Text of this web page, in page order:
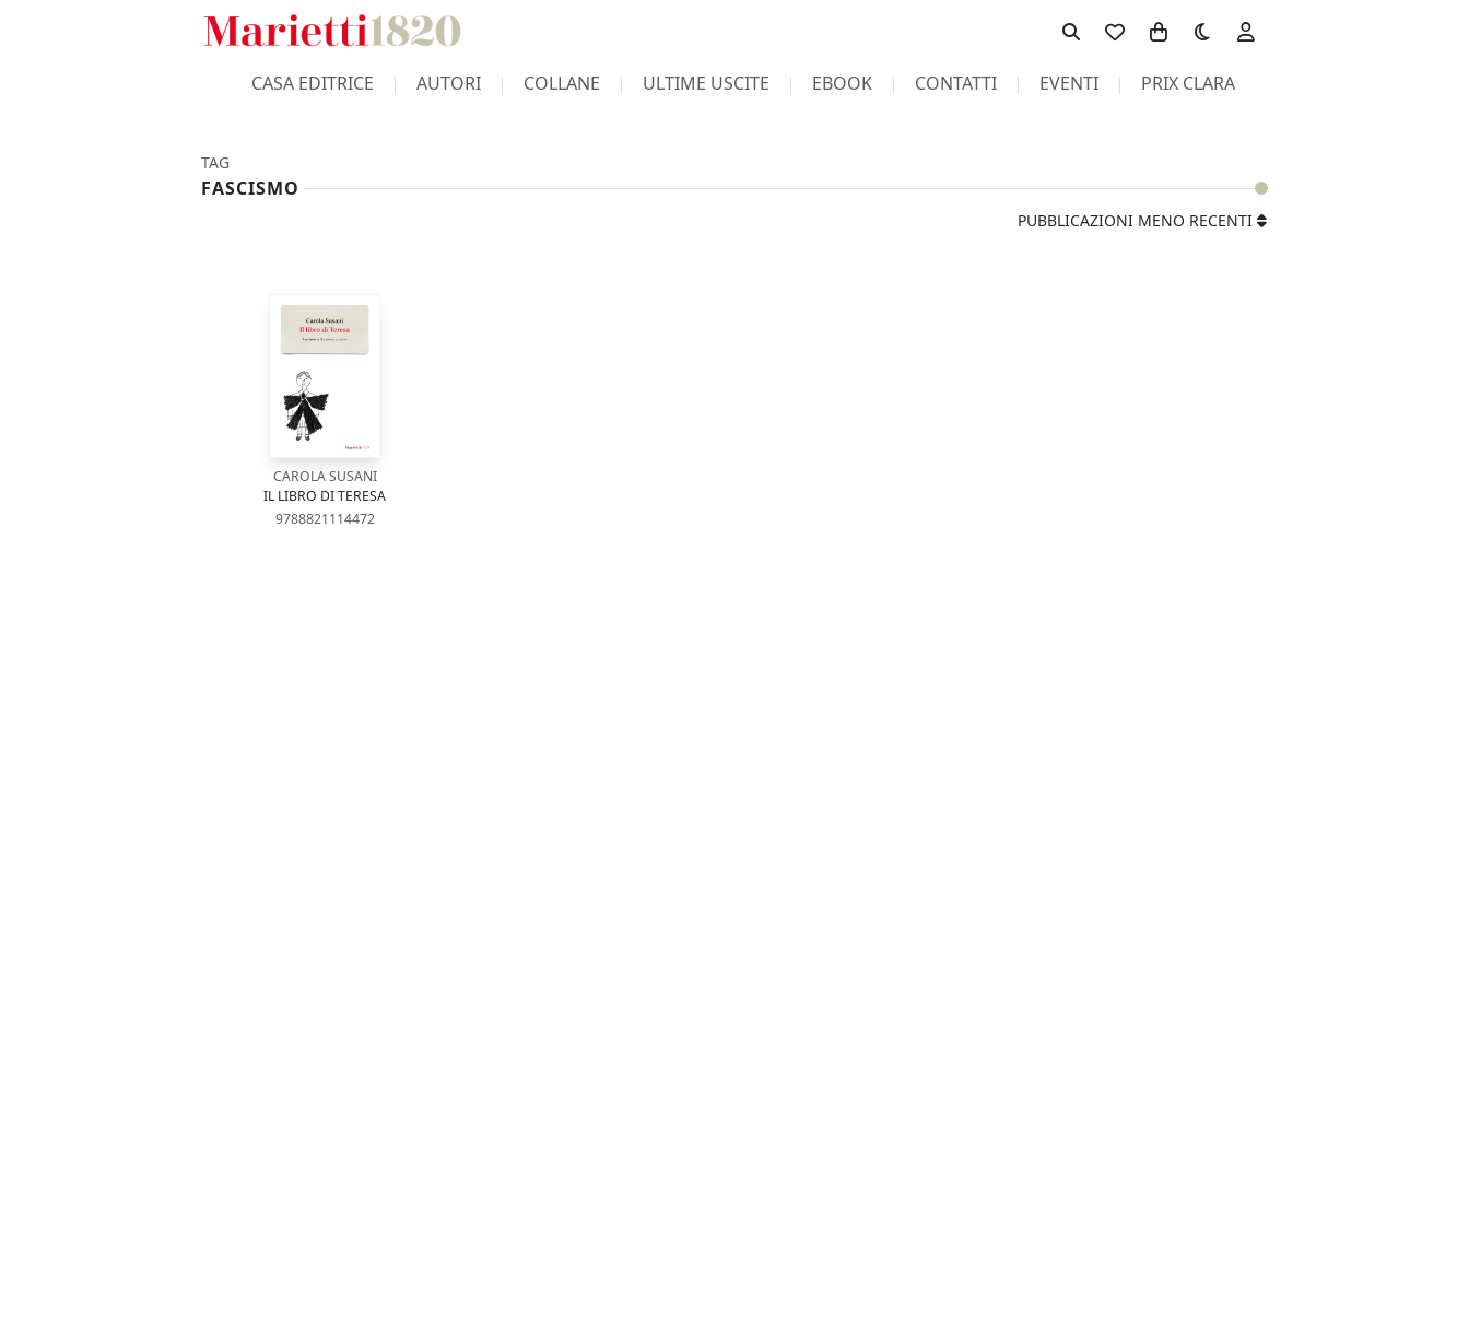
Toggle theme
CASA EDITRICE AUTORI COLLANE ULTIME USCITE EBOOK CONTATTI EVENTI PRIX CLARA
TAG
FASCISMO
PUBBLICAZIONI MENO RECENTI
CAROLA SUSANI
IL LIBRO DI TERESA
9788821114472